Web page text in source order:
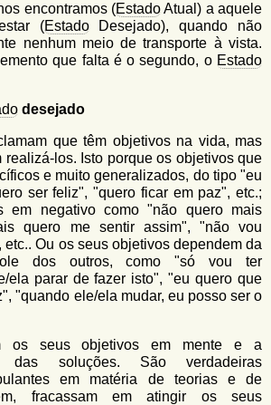
encontramos (EstadoAtual) a aquele
(EstadoDesejado), quando não
nenhum meio de transporte à vista.
que falta é o segundo, o Estado
desejado
que têm objetivos na vida, mas
realizá-los. Isto porque os objetivos que
e muito generalizados, do tipo "eu
ser feliz", "quero ficar em paz", etc.;
em negativo como "não quero mais
quero me sentir assim", "não vou
Ou os seus objetivos dependem da
dos outros, como "só vou ter
ela parar de fazer isto", "eu quero que
"quando ele/ela mudar, eu posso ser o
os seus objetivos em mente e a
das soluções. São verdadeiras
em matéria de teorias e de
fracassam em atingir os seus